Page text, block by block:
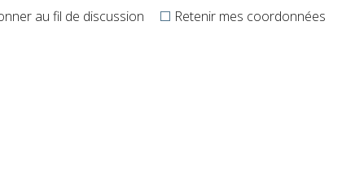
Retenir mes coordonnées
au fil de discussion